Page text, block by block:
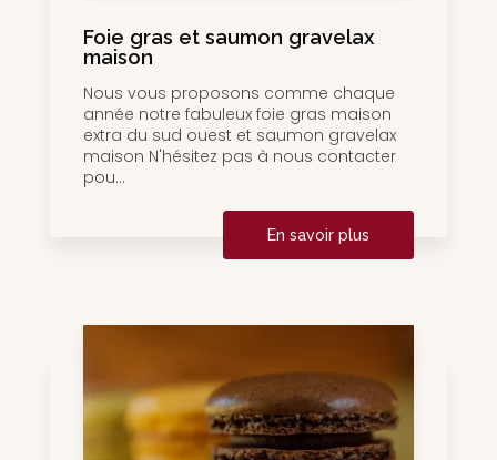
Foie gras et saumon gravelax
maison
Nous vous proposons comme chaque
année notre fabuleux foie gras maison
extra du sud ouest et saumon gravelax
maison N'hésitez pas à nous contacter
pou...
En savoir plus